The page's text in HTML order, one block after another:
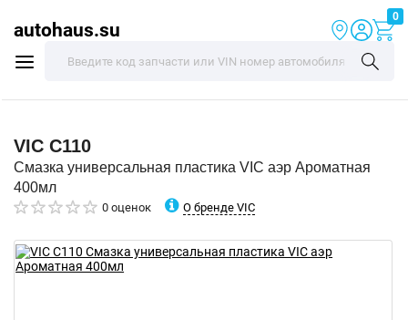
autohaus.su
0
VIC C110
Смазка универсальная пластика VIC аэр Ароматная
400мл
0 оценок О бренде VIC